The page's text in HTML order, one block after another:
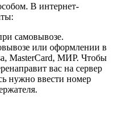
В интернет-
самовывозе.
или оформлении в
MasterCard, МИР. Чтобы
вас на сервер
нужно ввести номер